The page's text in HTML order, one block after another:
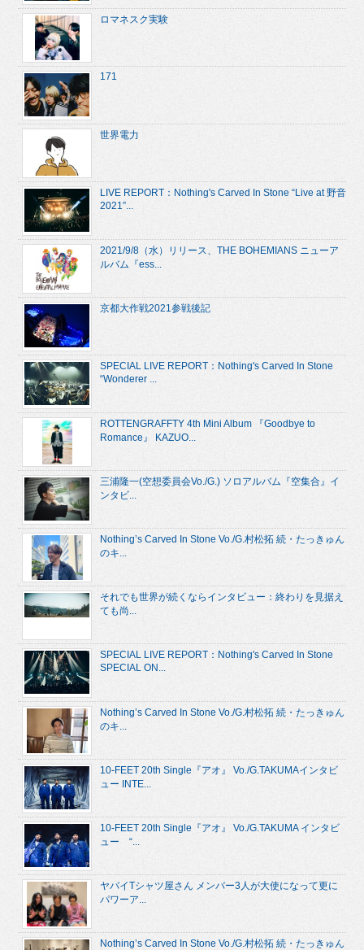
ロマネスク実験
171
世界電力
LIVE REPORT：Nothing's Carved In Stone “Live at 野音
2021”...
2021/9/8（水）リリース、THE BOHEMIANS ニューア
ルバム『ess...
京都大作戦2021参戦後記
SPECIAL LIVE REPORT：Nothing's Carved In Stone
“Wonderer ...
ROTTENGRAFFTY 4th Mini Album 『Goodbye to
Romance』 KAZUO...
三浦隆一(空想委員会Vo./G.) ソロアルバム『空集合』イ
ンタビ...
Nothing’s Carved In Stone Vo./G.村松拓 続・たっきゅん
のキ...
それでも世界が続くならインタビュー：終わりを見据え
ても尚...
SPECIAL LIVE REPORT：Nothing's Carved In Stone
SPECIAL ON...
Nothing’s Carved In Stone Vo./G.村松拓 続・たっきゅん
のキ...
10-FEET 20th Single『アオ』 Vo./G.TAKUMAインタビ
ュー INTE...
10-FEET 20th Single『アオ』 Vo./G.TAKUMA インタビ
ュー “...
ヤバイTシャツ屋さん メンバー3人が大使になって更に
パワーア...
Nothing’s Carved In Stone Vo./G.村松拓 続・たっきゅん